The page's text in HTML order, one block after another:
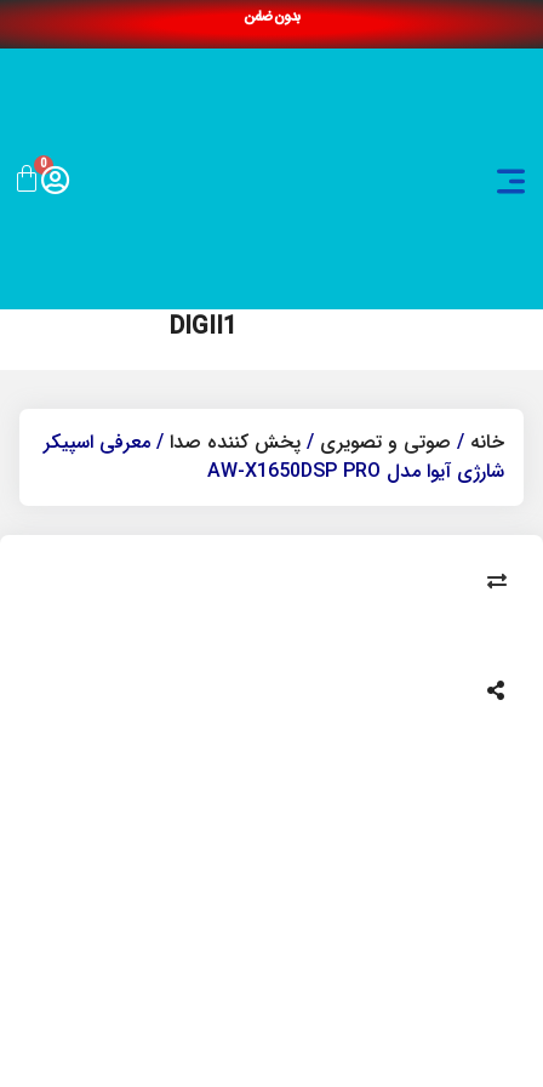
بدون ضامن
0
DIGII1
خانه / صوتی و تصویری / پخش کننده صدا / معرفی اسپیکر
شارژی آیوا مدل AW-X1650DSP PRO